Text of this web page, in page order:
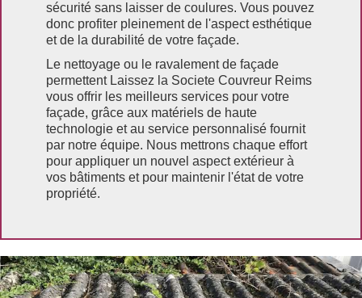
sécurité sans laisser de coulures. Vous pouvez
donc profiter pleinement de l'aspect esthétique
et de la durabilité de votre façade.
Le nettoyage ou le ravalement de façade
permettent Laissez la Societe Couvreur Reims
vous offrir les meilleurs services pour votre
façade, grâce aux matériels de haute
technologie et au service personnalisé fournit
par notre équipe. Nous mettrons chaque effort
pour appliquer un nouvel aspect extérieur à
vos bâtiments et pour maintenir l'état de votre
propriété.